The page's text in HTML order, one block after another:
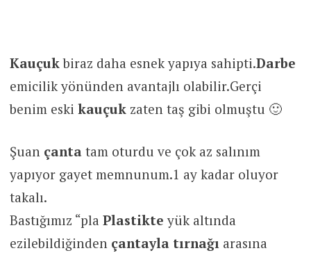
Kauçuk biraz daha esnek yapıya sahipti.Darbe
emicilik yönünden avantajlı olabilir.Gerçi
benim eski kauçuk zaten taş gibi olmuştu 🙂
Şuan çanta tam oturdu ve çok az salınım
yapıyor gayet memnunum.1 ay kadar oluyor
takalı.
Bastığımız “pla Plastikte yük altında
ezilebildiğinden çantayla tırnağıarasına